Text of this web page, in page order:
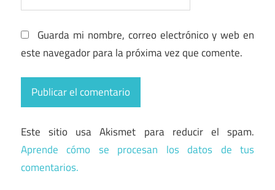
Guarda mi nombre, correo electrónico y web en
este navegador para la próxima vez que comente.
Este sitio usa Akismet para reducir el spam.
Aprende cómo se procesan los datos de tus
comentarios.